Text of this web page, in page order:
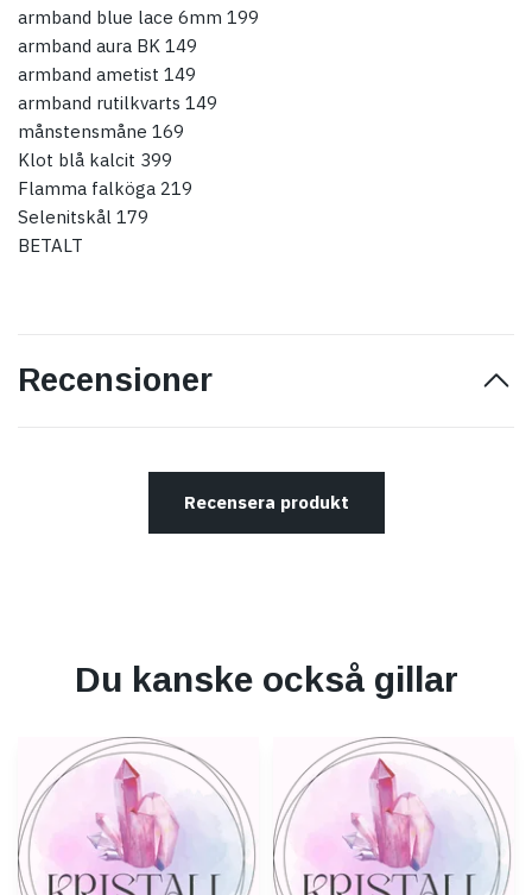
armband blue lace 6mm 199
armband aura BK 149
armband ametist 149
armband rutilkvarts 149
månstensmåne 169
Klot blå kalcit 399
Flamma falköga 219
Selenitskål 179
BETALT
Recensioner
Recensera produkt
Du kanske också gillar